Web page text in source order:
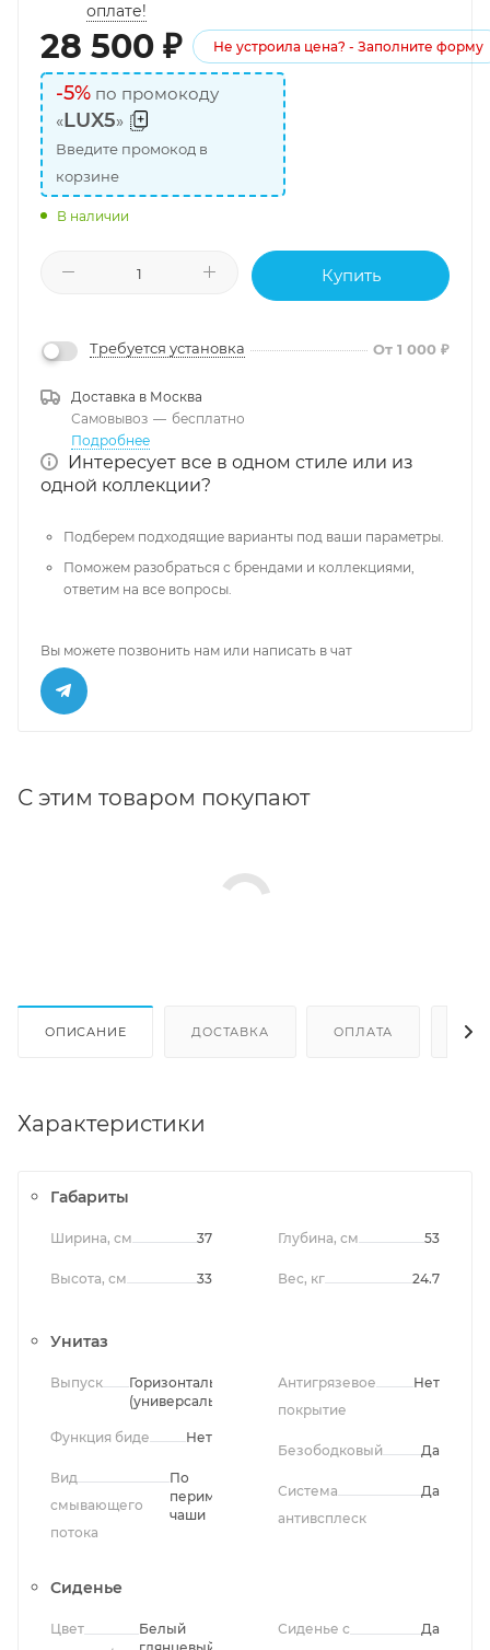
оплате!
28 500 ₽ Не устроила цена? - Заполните форму
-5% по промокоду
«LUX5»
Введите промокод в
корзине
В наличии
Купить
Требуется установка От 1 000 ₽
Доставка в Москва
Самовывоз — бесплатно
Подробнее
Интересует все в одном стиле или из
одной коллекции?
Подберем подходящие варианты под ваши параметры.
Поможем разобраться с брендами и коллекциями,
ответим на все вопросы.
Вы можете позвонить нам или написать в чат
С этим товаром покупают
ОПИСАНИЕ ДОСТАВКА ОПЛАТА
Характеристики
Габариты
Ширина, см 37
Высота, см 33
Глубина, см 53
Вес, кг 24.7
Унитаз
Выпуск
Горизонтальный
(универсальный)
Функция биде Нет
Вид
смывающего
потока
По
периметру
чаши
Антигрязевое
покрытие
Нет
Безободковый Да
Система
антивсплеск
Да
Сиденье
Цвет
Белый
Сиденье с
Да